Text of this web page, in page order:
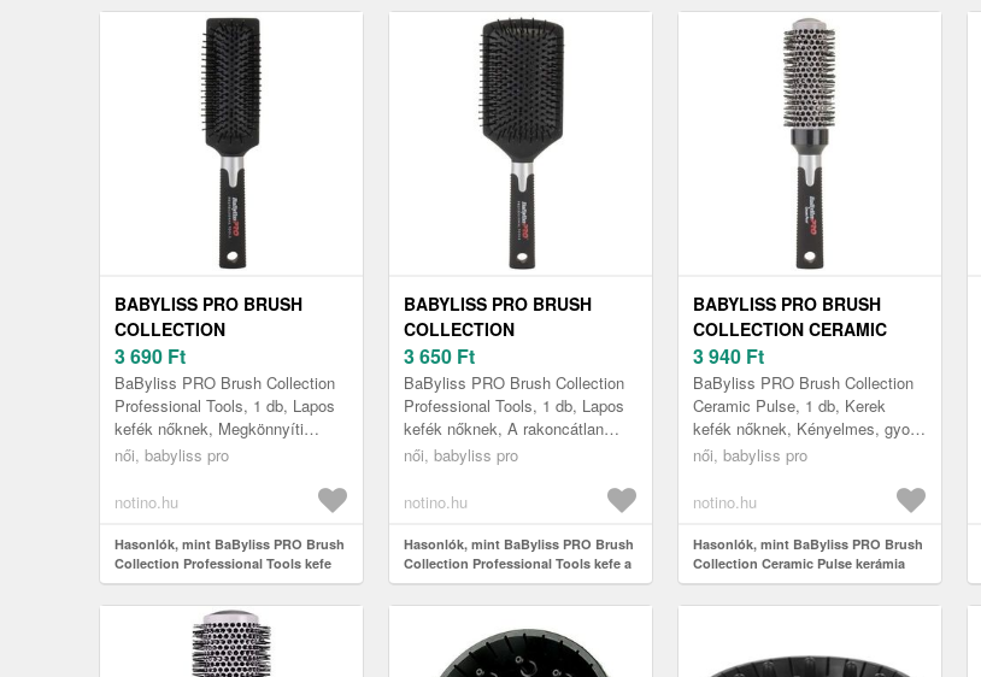
BABYLISS PRO BRUSH
COLLECTION
PROFESSIONAL TOOLS
KEFE KÖZEPES
HOSSZÚSÁGÚ HAJRA
BABNB1E 1 DB
3 690 Ft
BaByliss PRO Brush Collection
Professional Tools, 1 db, Lapos
kefék nőknek, Megkönnyíti
tincsei kifésülését, és segít
női, babyliss pro
notino.hu
Hasonlók, mint BaByliss PRO Brush
Collection Professional Tools kefe
közepes hosszúságú hajra
BABNB1E 1 db
BABYLISS PRO BRUSH
COLLECTION
PROFESSIONAL TOOLS
KEFE A HOSSZÚ HAJRA
BABNB2E 1 DB
3 650 Ft
BaByliss PRO Brush Collection
Professional Tools, 1 db, Lapos
kefék nőknek, A rakoncátlan
tincsekkel is megbirkózik, és
női, babyliss pro
notino.hu
Hasonlók, mint BaByliss PRO Brush
Collection Professional Tools kefe a
hosszú hajra BABNB2E 1 db
BABYLISS PRO BRUSH
COLLECTION CERAMIC
PULSE KERÁMIA KEFE
HAJRA BABCB2E Ø 32 MM 1
DB
3 940 Ft
BaByliss PRO Brush Collection
Ceramic Pulse, 1 db, Kerek
kefék nőknek, Kényelmes, gyors
és egyszerű hajszárítás
BaByliss P...
női, babyliss pro
notino.hu
Hasonlók, mint BaByliss PRO Brush
Collection Ceramic Pulse kerámia
kefe hajra BABCB2E Ø 32 mm 1 db